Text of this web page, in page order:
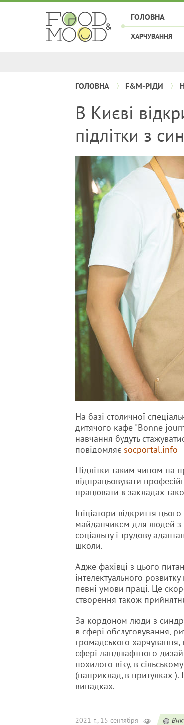
ГОЛОВНА
ХАРЧУВАННЯ
ГОЛОВНА F&M-РІДИ
В Києві
підлітки з
На базі столичної
дитячого кафе "Bonne
навчання будуть
повідомляє socportal.info
Підлітки таким чином на
відпрацьовувати
працювати в закладах
Ініціатори відкриття
майданчиком для людей з
соціальну і трудову
школи.
Адже фахівці з цього
інтелектуального
певні умови праці. Це
створення також
За кордоном люди з
в сфері обслуговування,
громадського харчування,
сфері ландшафтного
похилого віку, в
(наприклад, в притулках
випадках.
2021 г., 15 сентября